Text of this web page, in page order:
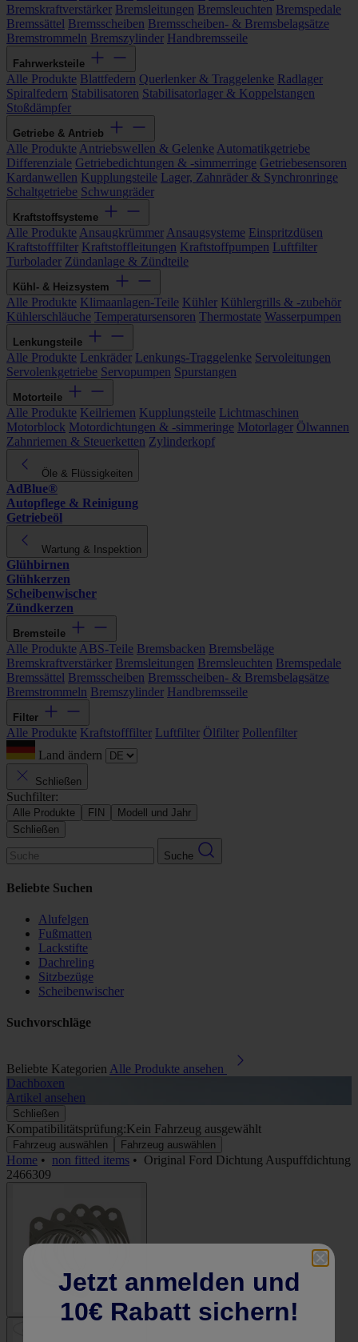
Bremskraftverstärker Bremsleitungen Bremsleuchten Bremspedale
Bremssättel Bremsscheiben Bremsscheiben- & Bremsbelagsätze
Bremstrommeln Bremszylinder Handbremsseile
Fahrwerksteile
Alle Produkte Blattfedern Querlenker & Traggelenke Radlager
Spiralfedern Stabilisatoren Stabilisatorlager & Koppelstangen
Stoßdämpfer
Getriebe & Antrieb
Alle Produkte Antriebswellen & Gelenke Automatikgetriebe
Differenziale Getriebedichtungen & -simmerringe Getriebesensoren
Kardanwellen Kupplungsteile Lager, Zahnräder & Synchronringe
Schaltgetriebe Schwungräder
Kraftstoffsysteme
Alle Produkte Ansaugkrümmer Ansaugsysteme Einspritzdüsen
Kraftstofffilter Kraftstoffleitungen Kraftstoffpumpen Luftfilter
Turbolader Zündanlage & Zündteile
Kühl- & Heizsystem
Alle Produkte Klimaanlagen-Teile Kühler Kühlergrills & -zubehör
Kühlerschläuche Temperatursensoren Thermostate Wasserpumpen
Lenkungsteile
Alle Produkte Lenkräder Lenkungs-Traggelenke Servoleitungen
Servolenkgetriebe Servopumpen Spurstangen
Motorteile
Alle Produkte Keilriemen Kupplungsteile Lichtmaschinen
Motorblock Motordichtungen & -simmeringe Motorlager Ölwannen
Zahnriemen & Steuerketten Zylinderkopf
Öle & Flüssigkeiten
AdBlue®
Autopflege & Reinigung
Getriebeöl
Wartung & Inspektion
Glühbirnen
Glühkerzen
Scheibenwischer
Zündkerzen
Bremsteile
Alle Produkte ABS-Teile Bremsbacken Bremsbeläge
Bremskraftverstärker Bremsleitungen Bremsleuchten Bremspedale
Bremssättel Bremsscheiben Bremsscheiben- & Bremsbelagsätze
Bremstrommeln Bremszylinder Handbremsseile
Filter
Alle Produkte Kraftstofffilter Luftfilter Ölfilter Pollenfilter
Land ändern
Schließen
Suchfilter:
Alle Produkte FIN
Modell und Jahr
Schließen
Suche
Beliebte Suchen
Alufelgen
Fußmatten
Lackstifte
Dachreling
Sitzbezüge
Scheibenwischer
Suchvorschläge
Beliebte Kategorien Alle Produkte ansehen
Dachboxen
Artikel ansehen
Schließen
Kompatibilitätsprüfung:Kein Fahrzeug ausgewählt
Fahrzeug auswählen Fahrzeug auswählen
Home • non fitted items • Original Ford Dichtung Auspuffdichtung
2466309
Jetzt anmelden und
10€ Rabatt sichern!